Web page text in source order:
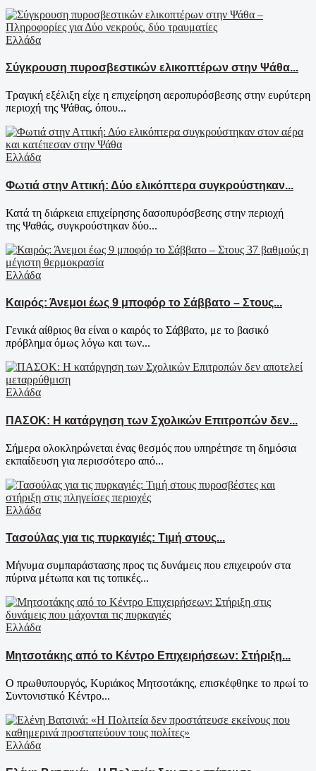
Ελλάδα
Σύγκρουση πυροσβεστικών ελικοπτέρων στην Ψάθα...
Τραγική εξέλιξη είχε η επιχείρηση αεροπυρόσβεσης στην ευρύτερη
περιοχή της Ψάθας, όπου...
Ελλάδα
Φωτιά στην Αττική: Δύο ελικόπτερα συγκρούστηκαν...
Κατά τη διάρκεια επιχείρησης δασοπυρόσβεσης στην περιοχή
της Ψαθάς, συγκρούστηκαν δύο...
Ελλάδα
Καιρός: Άνεμοι έως 9 μποφόρ το Σάββατο – Στους...
Γενικά αίθριος θα είναι ο καιρός το Σάββατο, με το βασικό
πρόβλημα όμως λόγω και των...
Ελλάδα
ΠΑΣΟΚ: Η κατάργηση των Σχολικών Επιτροπών δεν...
Σήμερα ολοκληρώνεται ένας θεσμός που υπηρέτησε τη δημόσια
εκπαίδευση για περισσότερο από...
Ελλάδα
Τασούλας για τις πυρκαγιές: Τιμή στους...
Μήνυμα συμπαράστασης προς τις δυνάμεις που επιχειρούν στα
πύρινα μέτωπα και τις τοπικές...
Ελλάδα
Μητσοτάκης από το Κέντρο Επιχειρήσεων: Στήριξη...
Ο πρωθυπουργός, Κυριάκος Μητσοτάκης, επισκέφθηκε το πρωί το
Συντονιστικό Κέντρο...
Ελλάδα